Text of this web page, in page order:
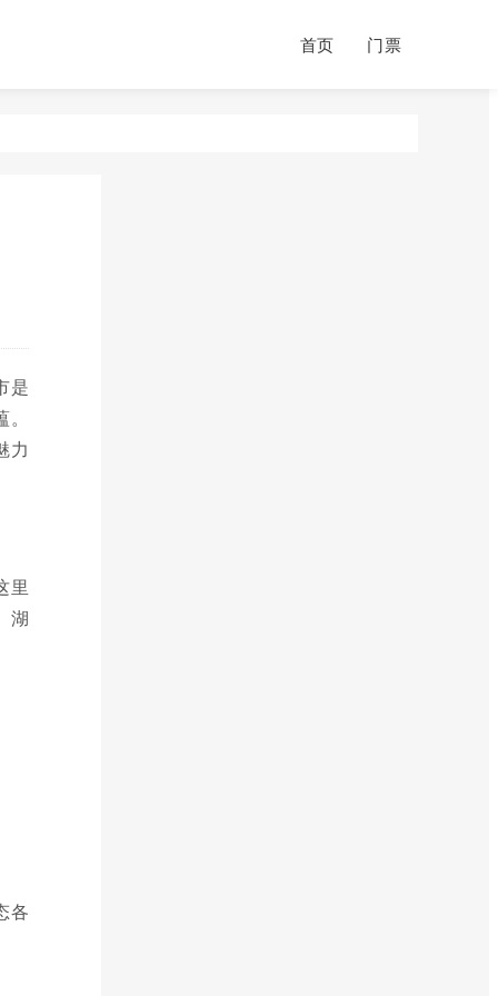
首页 门票
是
力
里
湖
各